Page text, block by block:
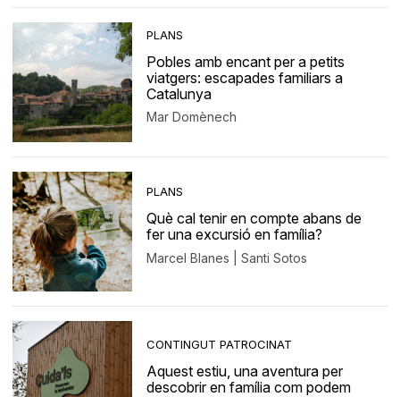
PLANS
Pobles amb encant per a petits
viatgers: escapades familiars a
Catalunya
Mar Domènech
PLANS
Què cal tenir en compte abans de
fer una excursió en família?
Marcel Blanes | Santi Sotos
CONTINGUT PATROCINAT
Aquest estiu, una aventura per
descobrir en família com podem